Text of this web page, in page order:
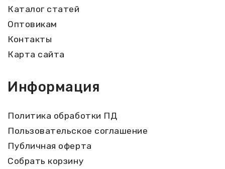
Каталог статей
Оптовикам
Контакты
Карта сайта
Информация
Политика обработки ПД
Пользовательское соглашение
Публичная оферта
Собрать корзину